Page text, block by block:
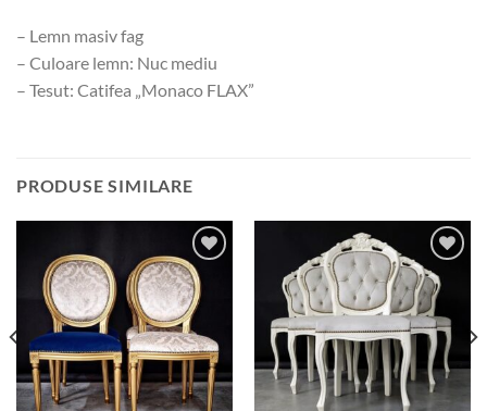
– Lemn masiv fag
– Culoare lemn: Nuc mediu
– Tesut: Catifea „Monaco FLAX”
PRODUSE SIMILARE
Add to
wishlist
Add to
wishlist